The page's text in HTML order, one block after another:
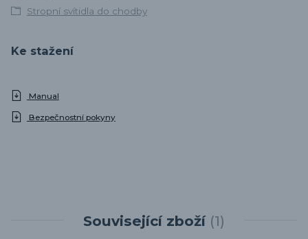
Stropní svítidla do chodby
Ke stažení
Manual
Bezpečnostní pokyny
Související zboží 1